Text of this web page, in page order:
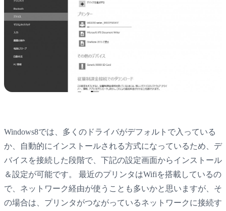
Windows8では、多くのドライバがデフォルトで入っている
か、自動的にインストールされる方式になっているため、デ
バイスを接続した段階で、下記の設定画面からインストール
＆設定が可能です。 最近のプリンタはWifiを搭載しているの
で、ネットワーク経由が使うことも多いかと思いますが、そ
の場合は、プリンタがつながっているネットワークに接続す